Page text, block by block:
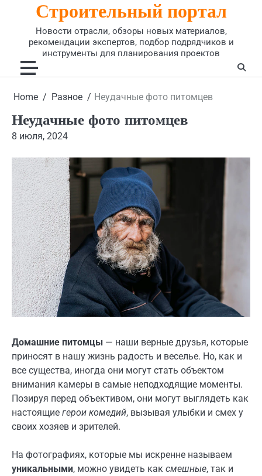
Строительный портал
Новости отрасли, обзоры новых материалов,
рекомендации экспертов, подбор подрядчиков и
инструменты для планирования проектов
Home Разное Неудачные фото питомцев
Неудачные фото питомцев
8 июля, 2024
Домашние питомцы — наши верные друзья, которые
приносят в нашу жизнь радость и веселье. Но, как и
все существа, иногда они могут стать объектом
внимания камеры в самые неподходящие моменты.
Позируя перед объективом, они могут выглядеть как
настоящие герои комедий, вызывая улыбки и смех у
своих хозяев и зрителей.
На фотографиях, которые мы искренне называем
уникальными, можно увидеть как смешные, так и